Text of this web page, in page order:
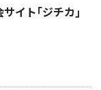
イト｢ジチカ｣